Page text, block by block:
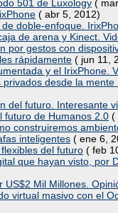
501 de Luxology (
( abr 5, 2012)
doble-enfoque.
de arena y Kinect.
por gestos con
rápidamente ( jun 11,
y el IrixPhone.
desde la
del futuro. Interesante
futuro de Humanos 2.0 (
construiremos
inteligentes ( ene 6,
del futuro ( feb
que hayan visto, por
Mil Millones.
virtual masivo con el